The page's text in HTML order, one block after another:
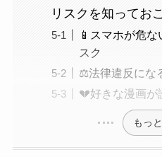
リスクを知ってお
📱スマホが危
スク
⚖️法律違反にな
💔好きな漫画が
もっ